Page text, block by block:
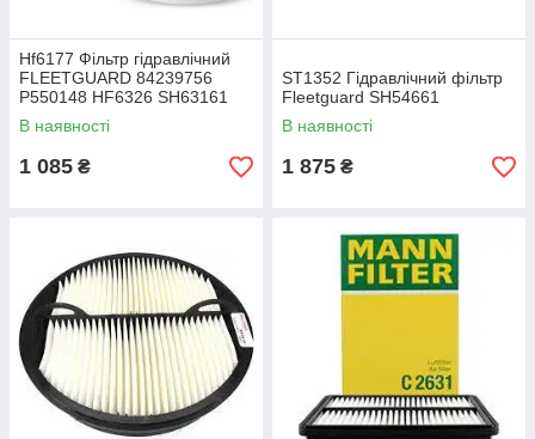
Hf6177 Фільтр гідравлічний
FLEETGUARD 84239756
P550148 HF6326 SH63161
W1374/2 P171635 H213W
51858 W13015
В наявності
1 085 ₴
ST1352 Гідравлічний фільтр
Fleetguard SH54661
В наявності
1 875 ₴